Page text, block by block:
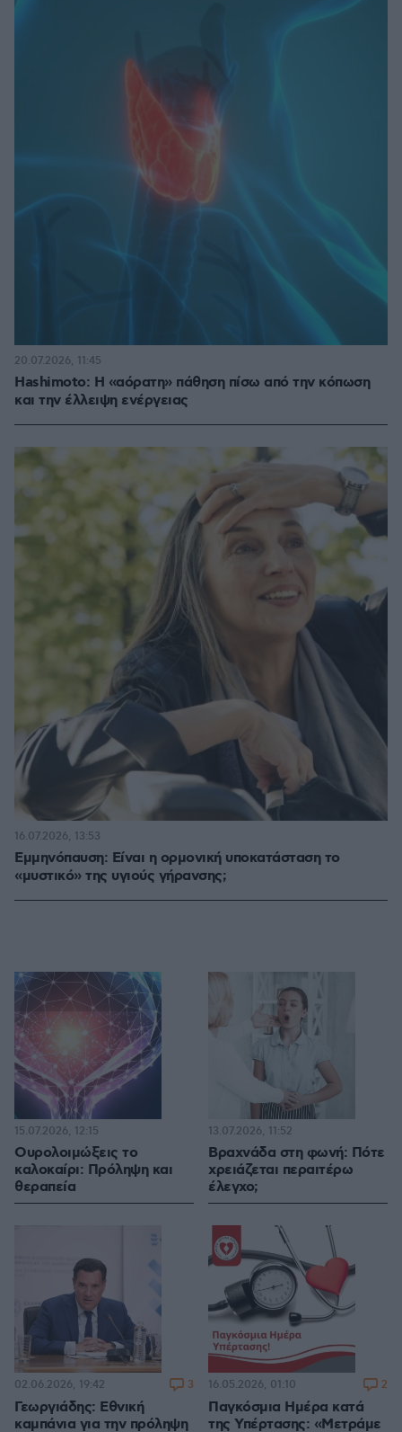
Hashimoto: Η «αόρατη» πάθηση πίσω από την κόπωση
και την έλλειψη ενέργειας
20.07.2026, 11:45
Εμμηνόπαυση: Είναι η ορμονική υποκατάσταση το
«μυστικό» της υγιούς γήρανσης;
16.07.2026, 13:53
Ουρολοιμώξεις το
καλοκαίρι: Πρόληψη και
θεραπεία
15.07.2026, 12:15
Βραχνάδα στη φωνή: Πότε
χρειάζεται περαιτέρω
έλεγχο;
13.07.2026, 11:52
Γεωργιάδης: Εθνική
καμπάνια για την πρόληψη
02.06.2026, 19:42 3
Παγκόσμια Ημέρα κατά
της Υπέρτασης: «Μετράμε
16.05.2026, 01:10 2